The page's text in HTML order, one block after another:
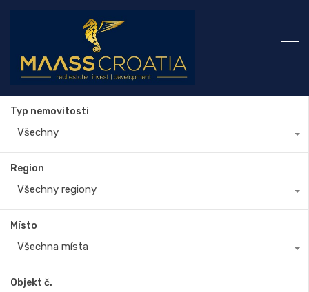
Typ nemovitosti
Všechny
Region
Všechny regiony
Místo
Všechna místa
Objekt č.